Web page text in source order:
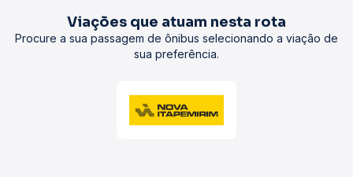
Viações que atuam nesta rota
Procure a sua passagem de ônibus selecionando a viação de
sua preferência.